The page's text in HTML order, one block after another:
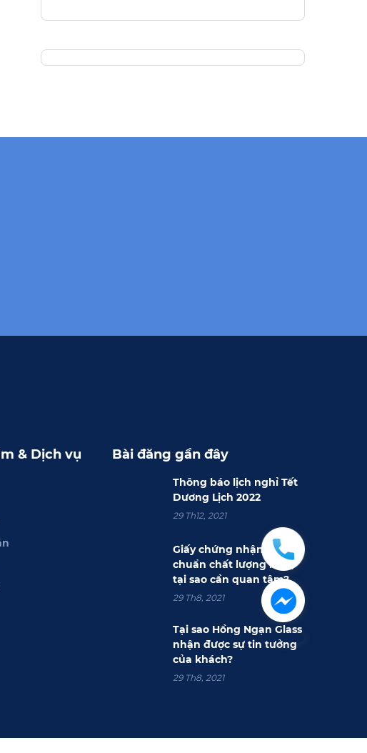
& Dịch vụ Bài đăng gần đây
Thông báo lịch nghỉ Tết
Dương Lịch 2022
29 Th12, 2021
Giấy chứng nhận tiêu
chuẩn chất lượng là gì,
tại sao cần quan tâm?
29 Th8, 2021
Tại sao Hồng Ngạn Glass
nhận được sự tin tưởng
của khách?
29 Th8, 2021